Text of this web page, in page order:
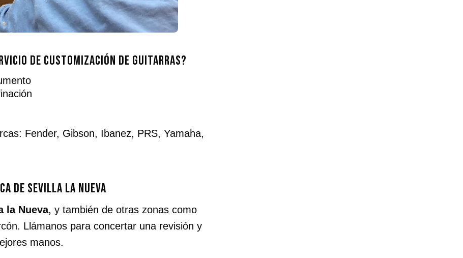
de customización de guitarras?
Fender, Gibson, Ibanez, PRS, Yamaha,
de Sevilla la Nueva
la Nueva, y también de otras zonas como
Llámanos para concertar una revisión y
manos.